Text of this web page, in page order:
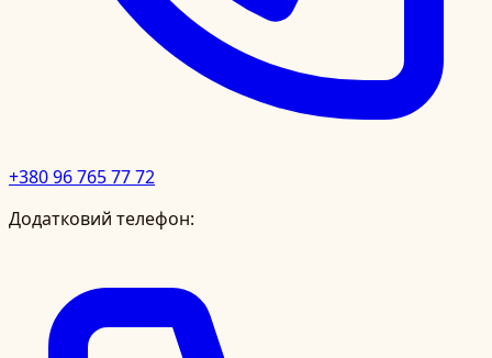
+380 96 765 77 72
Додатковий телефон: